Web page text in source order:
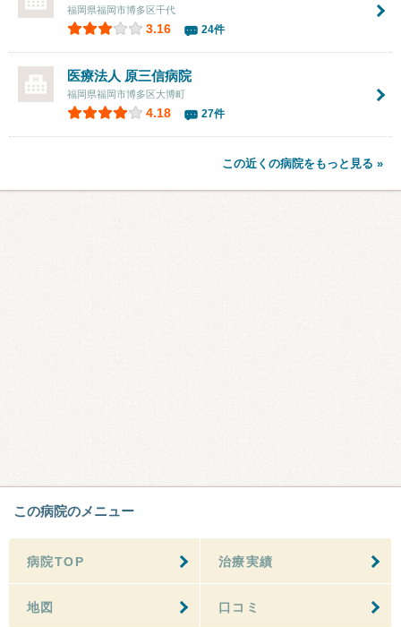
福岡県福岡市博多区千代
3.16 24件
医療法人 原三信病院
福岡県福岡市博多区大博町
4.18 27件
この近くの病院をもっと見る »
この病院のメニュー
病院TOP 治療実績
地図 口コミ